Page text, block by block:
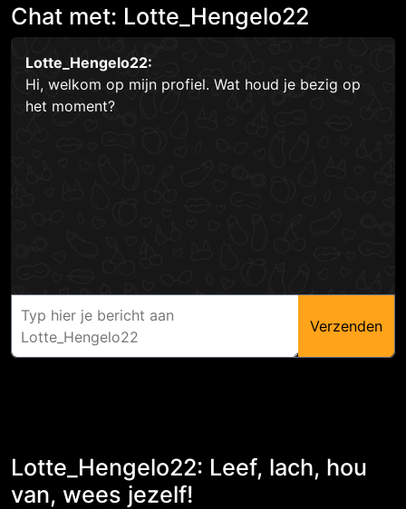
Chat met: Lotte_Hengelo22
Lotte_Hengelo22:
Hi, welkom op mijn profiel. Wat houd je bezig op
het moment?
Verzenden
Lotte_Hengelo22: Leef, lach, hou
van, wees jezelf!